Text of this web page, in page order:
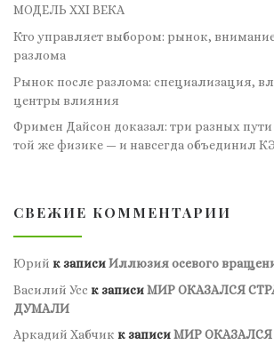
МОДЕЛЬ XXI ВЕКА
Кто управляет выбором: рынок,
разлома
Рынок после разлома: специализация,
центры влияния
Фримен Дайсон доказал: три разных
той же физике — и навсегда объединил
СВЕЖИЕ КОММЕНТАРИИ
Юрий к записиИллюзия осевого
Василий Усс к записиМИР ОКАЗАЛСЯ
ДУМАЛИ
Аркадий Хабчик к записиМИР ОКАЗАЛСЯ